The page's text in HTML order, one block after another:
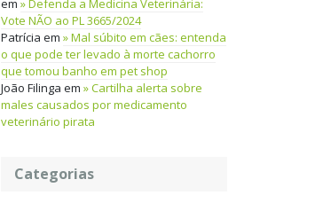
em
Defenda a Medicina Veterinária:
Vote NÃO ao PL 3665/2024
Patrícia em
Mal súbito em cães: entenda
o que pode ter levado à morte cachorro
que tomou banho em pet shop
João Filinga em
Cartilha alerta sobre
males causados por medicamento
veterinário pirata
Categorias